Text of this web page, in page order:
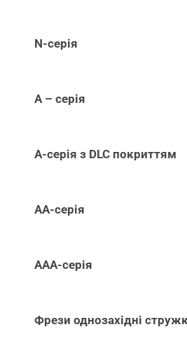
N-серія
А – серія
А-серія з DLC покриттям
АА-серія
ААА-серія
Фрези однозахідні